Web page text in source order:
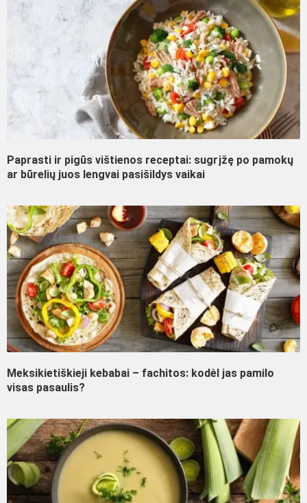
Paprasti ir pigūs vištienos receptai: sugrįžę po pamokų
ar būrelių juos lengvai pasišildys vaikai
Meksikietiškieji kebabai – fachitos: kodėl jas pamilo
visas pasaulis?